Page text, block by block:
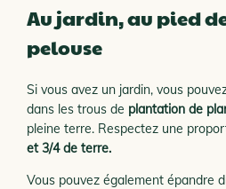
Au jardin, au pied
pelouse
Si vous avez un jardin, vous
dans les trous de plantation de
pleine terre. Respectez une
et 3/4 de terre.
Vous pouvez également épandre